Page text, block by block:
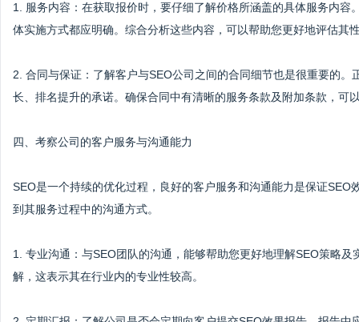
1. 服务内容：在获取报价时，要仔细了解价格所涵盖的具体服务内
体实施方式都应明确。综合分析这些内容，可以帮助您更好地评估其
2. 合同与保证：了解客户与SEO公司之间的合同细节也是很重要的
长、排名提升的承诺。确保合同中有清晰的服务条款及附加条款，可
四、考察公司的客户服务与沟通能力
SEO是一个持续的优化过程，良好的客户服务和沟通能力是保证
到其服务过程中的沟通方式。
1. 专业沟通：与SEO团队的沟通，能够帮助您更好地理解SEO策略
解，这表示其在行业内的专业性较高。